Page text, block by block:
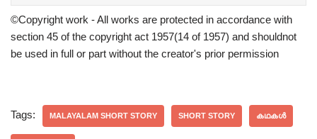
©Copyright work - All works are protected in accordance with
section 45 of the copyright act 1957(14 of 1957) and shouldnot
be used in full or part without the creator's prior permission
Tags: MALAYALAM SHORT STORY SHORT STORY കഥകൾ